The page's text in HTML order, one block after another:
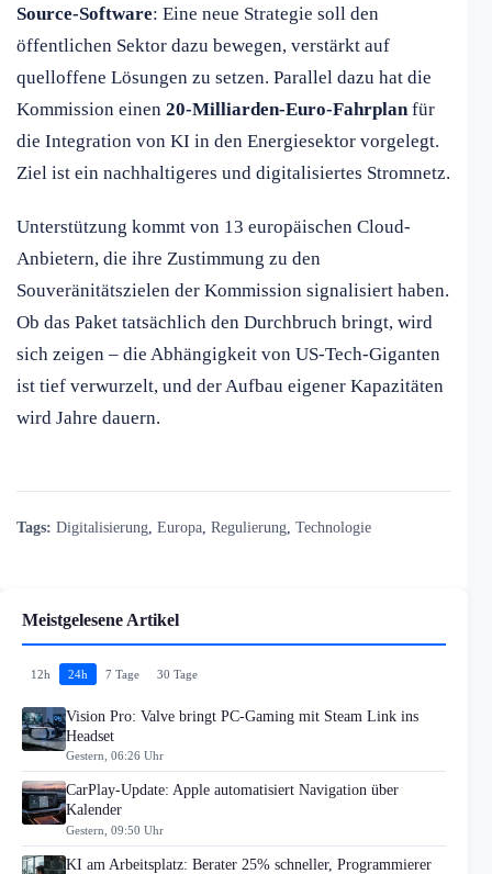
Source-Software: Eine neue Strategie soll den
öffentlichen Sektor dazu bewegen, verstärkt auf
quelloffene Lösungen zu setzen. Parallel dazu hat die
Kommission einen 20-Milliarden-Euro-Fahrplanfür
die Integration von KI in den Energiesektor vorgelegt.
Ziel ist ein nachhaltigeres und digitalisiertes Stromnetz.
Unterstützung kommt von 13 europäischen Cloud-
Anbietern, die ihre Zustimmung zu den
Souveränitätszielen der Kommission signalisiert haben.
Ob das Paket tatsächlich den Durchbruch bringt, wird
sich zeigen – die Abhängigkeit von US-Tech-Giganten
ist tief verwurzelt, und der Aufbau eigener Kapazitäten
wird Jahre dauern.
Tags: Digitalisierung Europa Regulierung Technologie
Meistgelesene Artikel
12h 24h 7 Tage 30 Tage
Vision Pro: Valve bringt PC-Gaming mit Steam Link ins
Headset
Gestern, 06:26 Uhr
CarPlay-Update: Apple automatisiert Navigation über
Kalender
Gestern, 09:50 Uhr
KI am Arbeitsplatz: Berater 25% schneller, Programmierer